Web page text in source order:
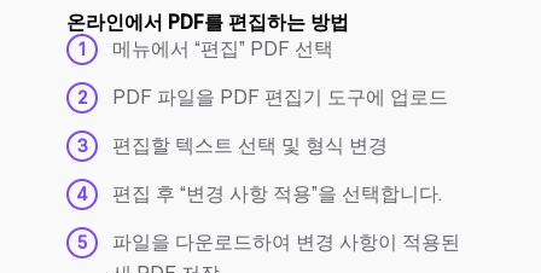
온라인에서 PDF를 편집하는 방법
1 메뉴에서 “편집” PDF 선택
2 PDF 파일을 PDF 편집기 도구에 업로드
3 편집할 텍스트 선택 및 형식 변경
4 편집 후 “변경 사항 적용”을 선택합니다.
5
파일을 다운로드하여 변경 사항이 적용된